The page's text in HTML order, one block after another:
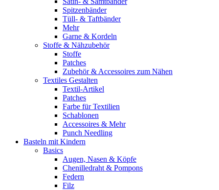
Spitzenbänder
Tüll- & Taftbänder
Mehr
Garne & Kordeln
Stoffe & Nähzubehör
Stoffe
Patches
Zubehör & Accessoires zum Nähen
Textiles Gestalten
Textil-Artikel
Patches
Farbe für Textilien
Schablonen
Accessoires & Mehr
Punch Needling
Basteln mit Kindern
Basics
Augen, Nasen & Köpfe
Chenilledraht & Pompons
Federn
Filz